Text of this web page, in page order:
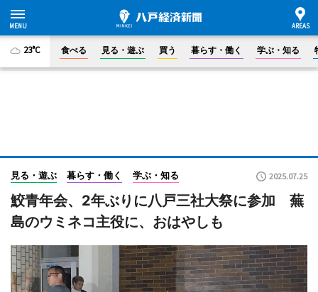
23°C 食べる 見る・遊ぶ 買う 暮らす・働く 学ぶ・知る
見る・遊ぶ 暮らす・働く 学ぶ・知る 2025.07.25
鮫青年会、2年ぶりに八戸三社大祭に参加 蕪
島のウミネコ主役に、おはやしも